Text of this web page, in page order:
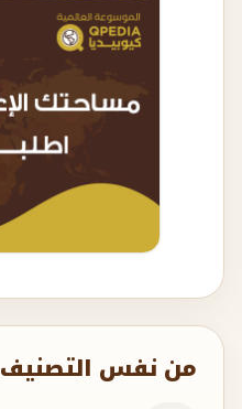
من نفس التصنيف